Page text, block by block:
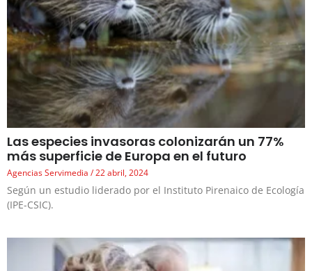
Las especies invasoras colonizarán un 77%
más superficie de Europa en el futuro
Agencias Servimedia 22 abril, 2024
Según un estudio liderado por el Instituto Pirenaico de Ecología
(IPE-CSIC).